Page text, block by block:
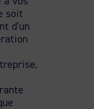
soit
d’un